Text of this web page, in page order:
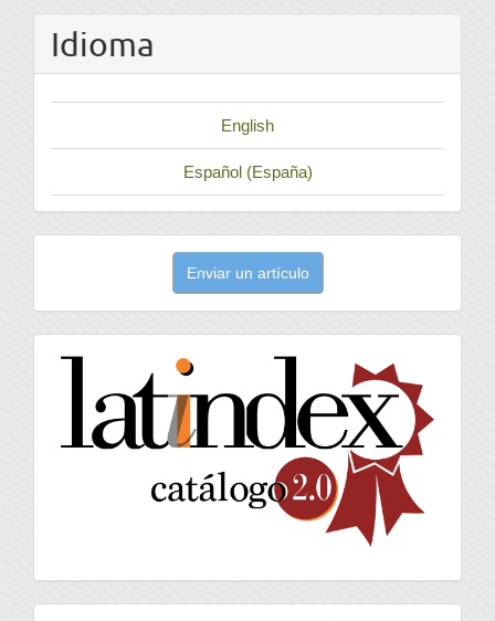
Idioma
English
Español (España)
artículo
Enviar un artículo
latindex